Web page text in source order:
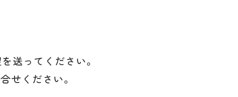
送ってください。
せください。